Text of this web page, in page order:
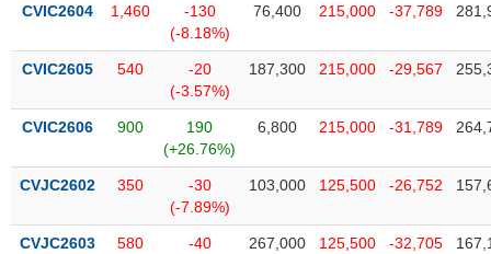
CVIC2604 1,460
-130
(-8.18%)
76,400 215,000 -37,789
CVIC2605 540
-20
(-3.57%)
187,300 215,000 -29,567
CVIC2606 900
190
(+26.76%)
6,800 215,000 -31,789
CVJC2602 350
-30
(-7.89%)
103,000 125,500 -26,752
CVJC2603 580
-40
267,000 125,500 -32,705
Công